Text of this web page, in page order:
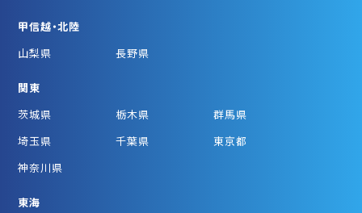
甲信越・北陸
山梨県
長野県
関東
茨城県
栃木県
群馬県
埼玉県
千葉県
東京都
神奈川県
東海